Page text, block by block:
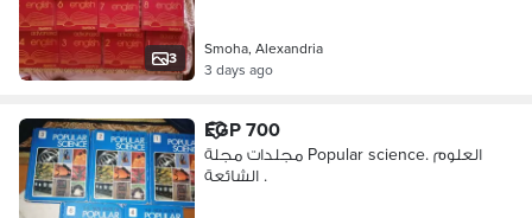
3
Smoha, Alexandria
3 days ago
EGP 700
مجلدات مجلة Popular science. العلوم
الشائعة .